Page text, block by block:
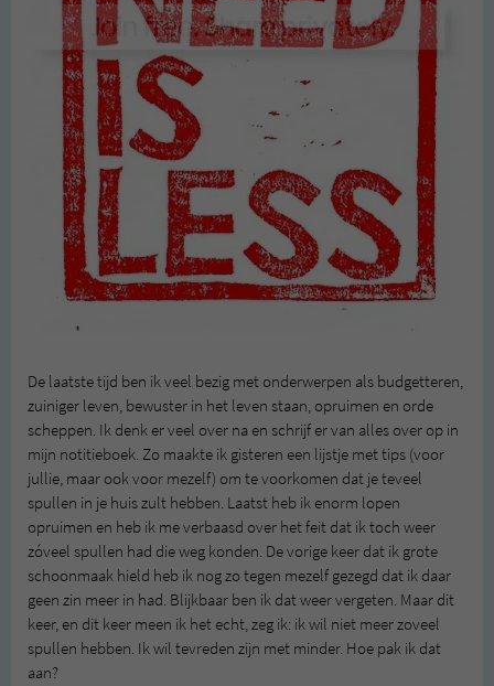
De laatste tijd ben ik veel bezig met onderwerpen als budgetteren,
zuiniger leven, bewuster in het leven staan, opruimen en orde
scheppen. Ik denk er veel over na en schrijf er van alles over op in
mijn notitieboek. Zo maakte ik gisteren een lijstje met tips (voor
jullie, maar ook voor mezelf) om te voorkomen dat je teveel
spullen in je huis zult hebben. Laatst heb ik enorm lopen
opruimen en heb ik me verbaasd over het feit dat ik toch weer
zóveel spullen had die weg konden. De vorige keer dat ik grote
schoonmaak hield heb ik nog zo tegen mezelf gezegd dat ik daar
geen zin meer in had. Blijkbaar ben ik dat weer vergeten. Maar dit
keer, en dit keer meen ik het echt, zeg ik: ik wil niet meer zoveel
spullen hebben. Ik wil tevreden zijn met minder. Hoe pak ik dat
aan?